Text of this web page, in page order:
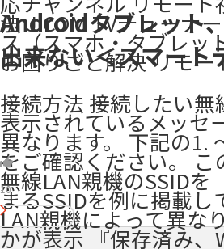
法 J:COM TVチューナ
ス（スマホ・タブレッ
お困りごと解決 リモ
Androidタブレット
出来ない＜スマート
接続方法 接続したい
表示されているメッセ
異なります。 下記の1.
をご確認ください。
無線LAN親機のSSID
まるSSIDを例に掲載し
LAN親機によって異な
かが表示 『保存済み、
10